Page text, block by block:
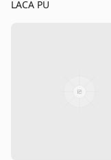
LACA PU